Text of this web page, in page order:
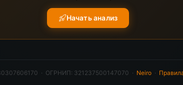
Начать анализ
· ОГРНИП: 321237500147070 · Neiro·